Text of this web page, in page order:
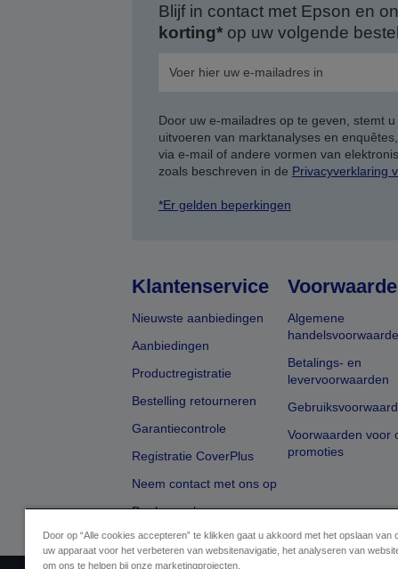
Blijf in contact met Epson en
korting*op uw volgende
Door uw e-mailadres op te geven, stemt
uitvoeren van marktanalyses en
via e-mail of andere vormen van
zoals beschreven in de Privacyverklaring
*Er gelden beperkingen
Klantenservice
Nieuwste aanbiedingen
Aanbiedingen
Productregistratie
Bestelling retourneren
Garantiecontrole
Registratie CoverPlus
Neem contact met ons op
Dealer zoeken
Algemene
Betalings- en
levervoorwaarden
Voorwaarden voor
promoties
Door op “Alle cookies accepteren” te klikken gaat u akkoord met het opslaan van
uw apparaat voor het verbeteren van websitenavigatie, het analyseren van
om ons te helpen bij onze marketingprojecten.